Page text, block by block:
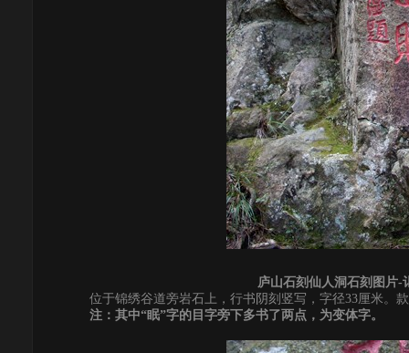
庐山石刻仙人洞石刻图
位于锦绣谷道旁岩石上，行书阴刻竖写，字径33厘米。
注：其中“眠”字的目字旁下多书了两点，为变体字。